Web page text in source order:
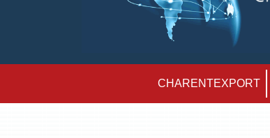
CHARENTEXPORT